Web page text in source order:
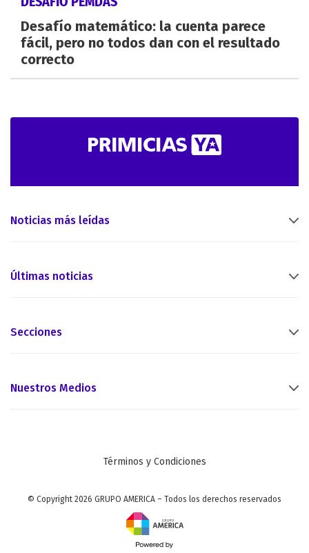
Desafío matemático: la cuenta parece
fácil, pero no todos dan con el resultado
correcto
Noticias más leídas
Últimas noticias
Secciones
Nuestros Medios
Términos y Condiciones
© Copyright 2026 GRUPO AMERICA – Todos los derechos reservados